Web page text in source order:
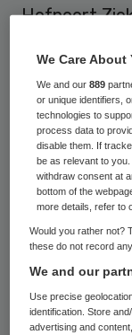
Hofpoort
plannen
Ziekenhuis
oordeel
De
tegen het
vorig jaar
NZa wijst
We Care About
We and our889
or unique identifiers,
technologies to
process data to
disable them. If
be as relevant to
withdraw consent at
bottom of the
more details, refer to
Would you rather not?
these do not record
We and our
Use precise
identification. Store
advertising and